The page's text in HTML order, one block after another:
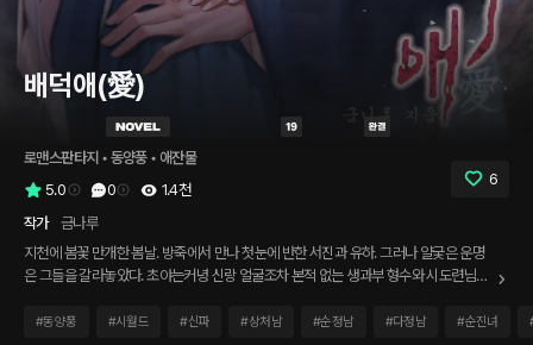
배덕애(愛)
로맨스판타지 • 동양풍 • 애잔물
5.0
0 1.4천
6
작가
금나루
지천에 봄꽃 만개한 봄날. 방죽에서 만나 첫눈에 반한 서진과 유하. 그러나 얄궂은 운명
은 그들을 갈라놓았다. 초야는커녕 신랑 얼굴조차 본적 없는 생과부 형수와 시도련님으
억압, 일방적인 희생을 강요했던 조선시대. 하지만 누가 이들의 사랑을 배덕하다 돌을 던
#동양풍 #시월드 #신파 #상처남 #순정남 #다정남 #순진녀